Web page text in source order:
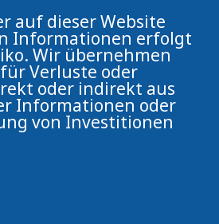
auf dieser Website
Informationen erfolgt
Wir übernehmen
Verluste oder
oder indirekt aus
Informationen oder
von Investitionen